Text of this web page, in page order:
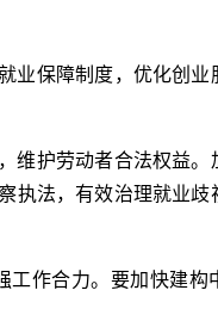
业保障制度，优化创业
维护劳动者合法权益。
法，有效治理就业歧
工作合力。要加快建构